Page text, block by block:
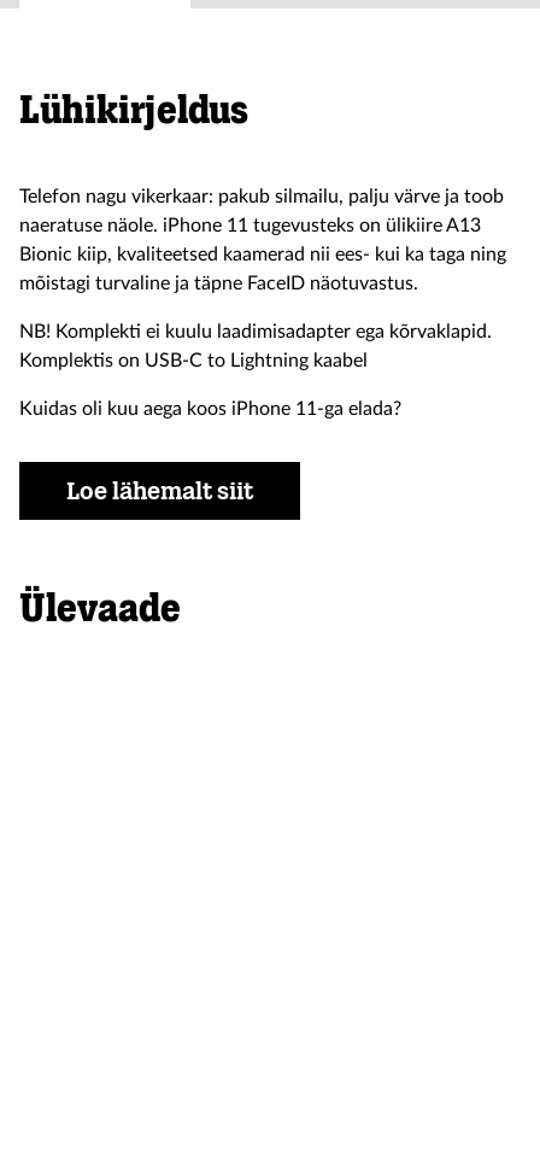
Lühikirjeldus
Telefon nagu vikerkaar: pakub silmailu, palju värve ja toob
naeratuse näole. iPhone 11 tugevusteks on ülikiire A13
Bionic kiip, kvaliteetsed kaamerad nii ees- kui ka taga ning
mõistagi turvaline ja täpne FaceID näotuvastus.
NB! Komplekti ei kuulu laadimisadapter ega kõrvaklapid.
Komplektis on USB-C to Lightning kaabel
Kuidas oli kuu aega koos iPhone 11-ga elada?
Loe lähemalt siit
Ülevaade